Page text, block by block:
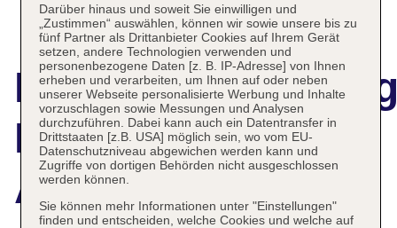
Novotel Buenos
Aires
Darüber hinaus und soweit Sie einwilligen und
„Zustimmen“ auswählen, können wir sowie unsere bis zu
fünf Partner als Drittanbieter Cookies auf Ihrem Gerät
setzen, andere Technologien verwenden und
personenbezogene Daten [z. B. IP-Adresse] von Ihnen
erheben und verarbeiten, um Ihnen auf oder neben
unserer Webseite personalisierte Werbung und Inhalte
vorzuschlagen sowie Messungen und Analysen
durchzuführen. Dabei kann auch ein Datentransfer in
Drittstaaten [z.B. USA] möglich sein, wo vom EU-
Datenschutzniveau abgewichen werden kann und
Zugriffe von dortigen Behörden nicht ausgeschlossen
werden können.
Sie können mehr Informationen unter "Einstellungen"
finden und entscheiden, welche Cookies und welche auf